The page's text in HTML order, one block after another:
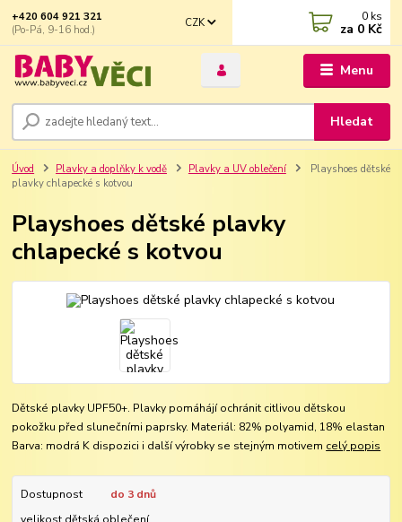
Menu
CZK
Hledat
+420 604 921 321
(Po-Pá, 9-16 hod.)
0 ks
za 0 Kč
Úvod Plavky a doplňky k vodě Plavky a UV oblečení
Playshoes dětské
plavky chlapecké s kotvou
Playshoes dětské plavky
chlapecké s kotvou
Dětské plavky UPF50+. Plavky pomáhájí ochránit citlivou dětskou
pokožku před slunečními paprsky. Materiál: 82% polyamid, 18% elastan
Barva: modrá K dispozici i další výrobky se stejným motivem celý popis
Dostupnost
do 3 dnů